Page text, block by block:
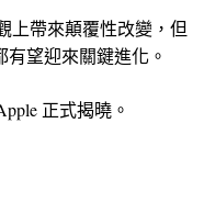
上帶來顛覆性改變，但
望迎來關鍵進化。
正式揭曉。